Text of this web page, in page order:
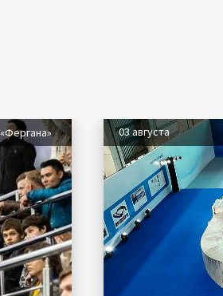
«Фергана» 03 августа